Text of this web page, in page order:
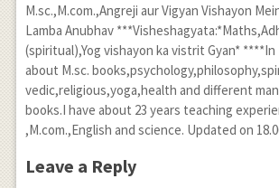
M.sc.,M.com.,Angreji aur Vigyan Vishayon
Lamba Anubhav
(spiritual),Yog vishayon ka vistrit Gyan*
about M.sc.
vedic,religious,yoga,health and different
books.I have about 23 years teaching
,M.com.,English and science. Updated on
Leave a Reply